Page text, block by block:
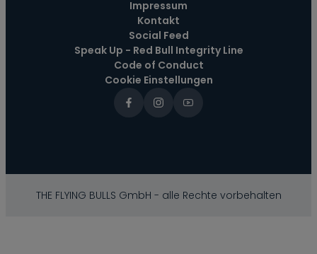
Impressum
Kontakt
Social Feed
Speak Up - Red Bull Integrity Line
Code of Conduct
Cookie Einstellungen
THE FLYING BULLS GmbH - alle Rechte vorbehalten